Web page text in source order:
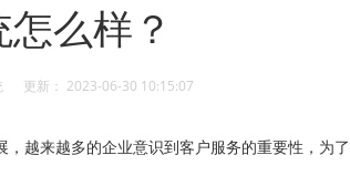
么样？
更新： 2023-06-30 10:15:07
越来越多的企业意识到客户服务的重要性，为